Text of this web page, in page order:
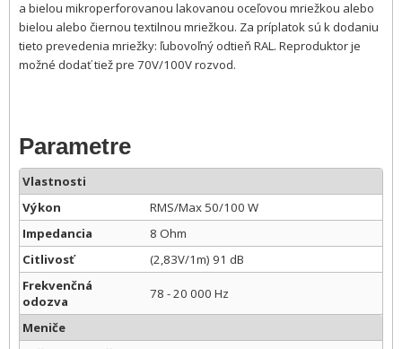
a bielou mikroperforovanou lakovanou oceľovou mriežkou alebo
bielou alebo čiernou textilnou mriežkou. Za príplatok sú k dodaniu
tieto prevedenia mriežky: ľubovoľný odtieň RAL. Reproduktor je
možné dodať tiež pre 70V/100V rozvod.
Parametre
Vlastnosti
Výkon
RMS/Max 50/100 W
Impedancia
8 Ohm
Citlivosť
(2,83V/1m) 91 dB
Frekvenčná
odozva
78 - 20 000 Hz
Meniče